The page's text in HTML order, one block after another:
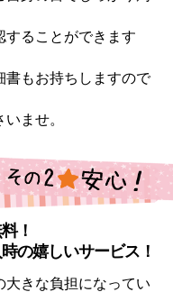
することができます
書もお持ちしますので
ませ。
！
の嬉しいサービス！
大きな負担になってい